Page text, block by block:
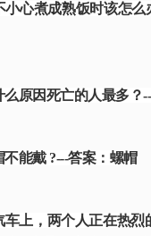
小心煮成熟饭时该怎么
原因死亡的人最多？
不能戴 ?---答案：螺帽
车上，两个人正在热烈